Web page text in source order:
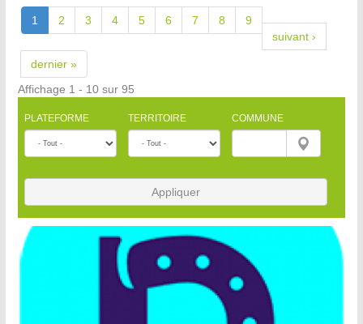
1 2 3 4 5 6 7 8
9
suivant ›
dernier »
Affichage 1 - 10 sur 95
PLATEFORME TERRITOIRE COMMUNE
Appliquer